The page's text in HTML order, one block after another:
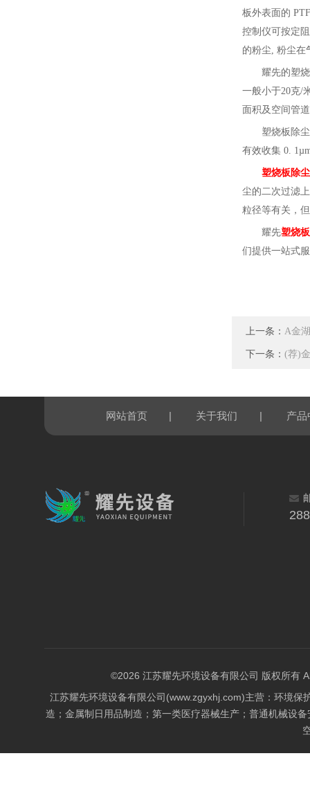
板外表面的
控制仪可按定
的粉尘, 粉尘在
耀先的塑
一般小于20克/
面积及空间管
塑烧板除
有效收集 0.
塑烧板除
尘的二次过滤
粒径等有关，
耀先塑烧
们提供一站式
上一条： A金
下一条： (荐)
网站首页 | 关于我们 | 产品
©2026 江苏耀先环境设备有限公司 版权所有
江苏耀先环境设备有限公司(www.zgyxhj.com)主营：环境
造；金属制日用品制造；第一类医疗器械生产；普通机械设